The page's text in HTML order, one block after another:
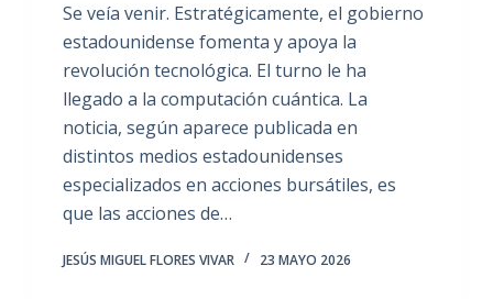
Se veía venir. Estratégicamente, el gobierno
estadounidense fomenta y apoya la
revolución tecnológica. El turno le ha
llegado a la computación cuántica. La
noticia, según aparece publicada en
distintos medios estadounidenses
especializados en acciones bursátiles, es
que las acciones de…
JESÚS MIGUEL FLORES VIVAR 23 MAYO 2026